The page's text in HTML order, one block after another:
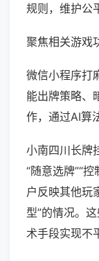
规则，维护公
聚焦相关游戏
微信小程序打
能出牌策略、
作，通过AI算
小南四川长牌
“随意选牌”“
户反映其他玩
型”的情况。
术手段实现不